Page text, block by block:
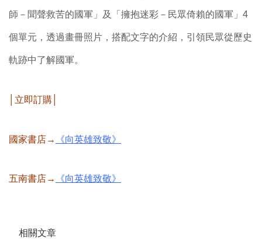
師－聞聲救苦的國軍」及「擁抱迷彩－民眾倚賴的國軍」4
個單元，透過畫冊照片，搭配文字的介紹，引領民眾從歷史
軌跡中了解國軍。
│立即訂購│
國家書店→ 《向英雄致敬》
五南書店→ 《向英雄致敬》
相關文章